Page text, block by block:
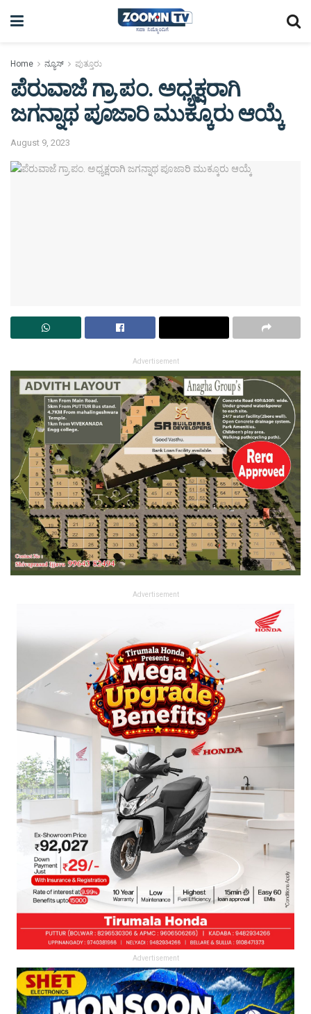
Home ನ್ಯೂಸ್ ಪುತ್ತೂರು
ಪೆರುವಾಜೆ ಗ್ರಾ.ಪಂ. ಅಧ್ಯಕ್ಷರಾಗಿ
ಜಗನ್ನಾಥ ಪೂಜಾರಿ ಮುಕ್ಕೂರು ಆಯ್ಕೆ
August 9, 2023
Advertisement
Advertisement
Advertisement